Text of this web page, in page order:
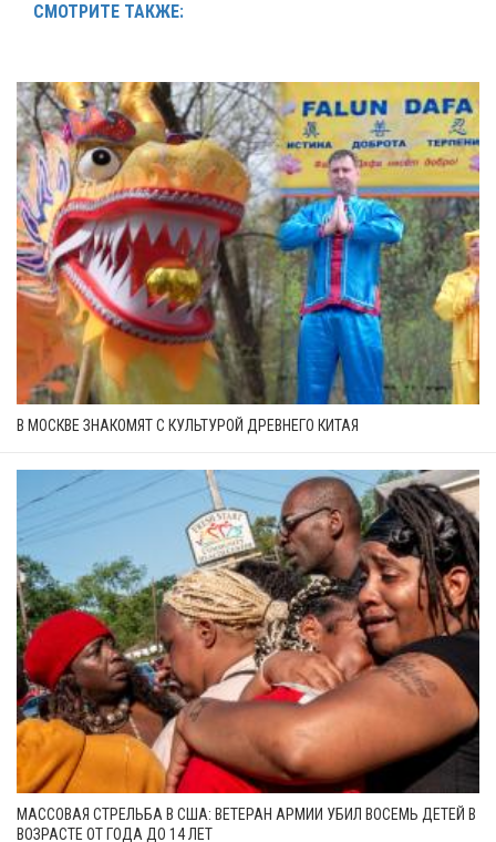
СМОТРИТЕ ТАКЖЕ:
В МОСКВЕ ЗНАКОМЯТ С КУЛЬТУРОЙ ДРЕВНЕГО КИТАЯ
МАССОВАЯ СТРЕЛЬБА В США: ВЕТЕРАН АРМИИ УБИЛ ВОСЕМЬ ДЕТЕЙ В
ВОЗРАСТЕ ОТ ГОДА ДО 14 ЛЕТ